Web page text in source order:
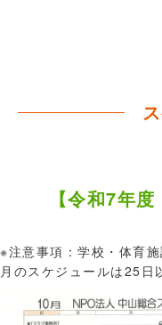
【令和7年
※注意事項：学校・体育
月のスケジュールは25日